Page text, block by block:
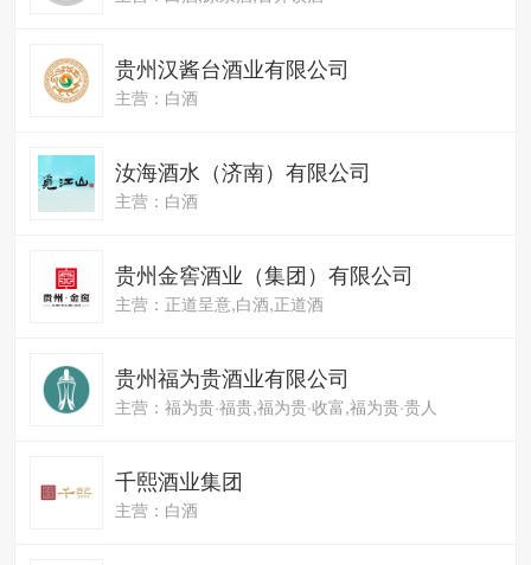
贵州汉酱台酒业有限公司
主营：白酒
汝海酒水（济南）有限公司
主营：白酒
贵州金窖酒业（集团）有限公司
主营：正道呈意,白酒,正道酒
贵州福为贵酒业有限公司
主营：福为贵·福贵,福为贵·收富,福为贵·贵人
千熙酒业集团
主营：白酒